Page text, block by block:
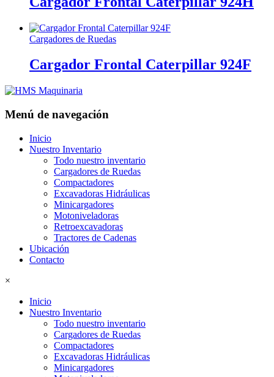
Cargadores de Ruedas
Cargador Frontal Caterpillar 924F
Menú de navegación
Inicio
Nuestro Inventario
Todo nuestro inventario
Cargadores de Ruedas
Compactadores
Excavadoras Hidráulicas
Minicargadores
Motoniveladoras
Retroexcavadoras
Tractores de Cadenas
Ubicación
Contacto
×
Inicio
Nuestro Inventario
Todo nuestro inventario
Cargadores de Ruedas
Compactadores
Excavadoras Hidráulicas
Minicargadores